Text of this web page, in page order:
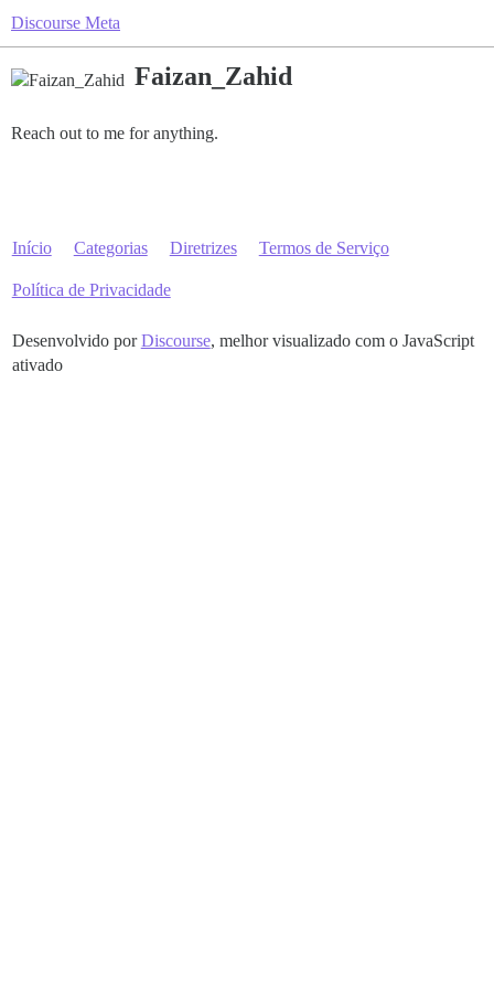
Discourse Meta
Faizan_Zahid
Reach out to me for anything.
Início Categorias Diretrizes Termos de Serviço
Política de Privacidade
Desenvolvido porDiscourse, melhor visualizado com o JavaScript
ativado